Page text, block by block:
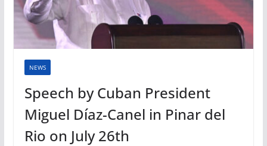
NEWS
Speech by Cuban President
Miguel Díaz-Canel in Pinar del
Rio on July 26th